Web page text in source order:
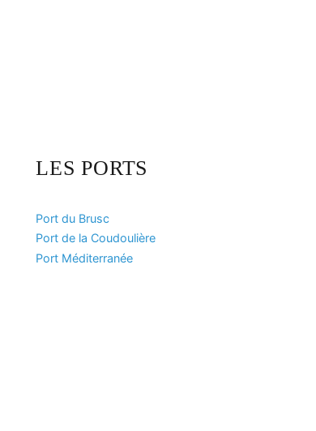
LES PORTS
Port du Brusc
Port de la Coudoulière
Port Méditerranée